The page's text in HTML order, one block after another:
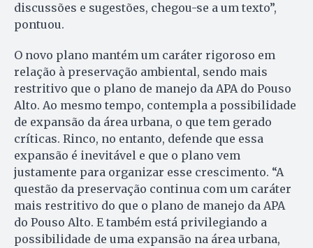
discussões e sugestões, chegou-se a um texto”,
pontuou.
O novo plano mantém um caráter rigoroso em
relação à preservação ambiental, sendo mais
restritivo que o plano de manejo da APA do Pouso
Alto. Ao mesmo tempo, contempla a possibilidade
de expansão da área urbana, o que tem gerado
críticas. Rinco, no entanto, defende que essa
expansão é inevitável e que o plano vem
justamente para organizar esse crescimento. “A
questão da preservação continua com um caráter
mais restritivo do que o plano de manejo da APA
do Pouso Alto. E também está privilegiando a
possibilidade de uma expansão na área urbana,